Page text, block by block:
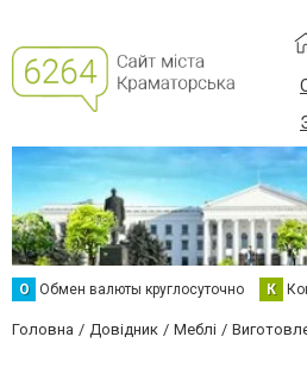
О Обмен валюты круглосуточно К
Головна Довідник Меблі